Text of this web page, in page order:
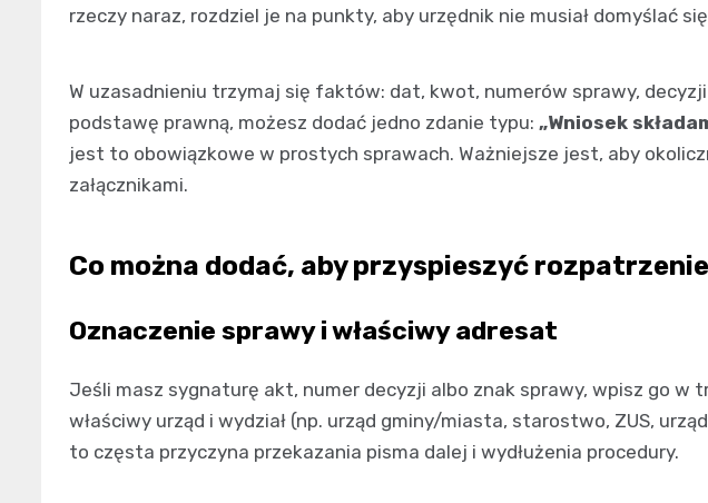
rzeczy naraz, rozdziel je na punkty, aby urzędnik nie musiał domyślać
W uzasadnieniu trzymaj się faktów: dat, kwot, numerów sprawy,
podstawę prawną, możesz dodać jedno zdanie typu: „Wniosek
jest to obowiązkowe w prostych sprawach. Ważniejsze jest, aby
załącznikami.
Co można dodać, aby przyspieszyć rozpatrzenie
Oznaczenie sprawy i właściwy adresat
Jeśli masz sygnaturę akt, numer decyzji albo znak sprawy, wpisz go w
właściwy urząd i wydział (np. urząd gminy/miasta, starostwo, ZUS,
to częsta przyczyna przekazania pisma dalej i wydłużenia procedury.